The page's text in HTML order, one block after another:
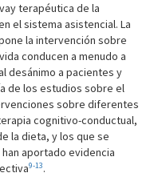
terapéutica de la
el sistema asistencial. La
la intervención sobre
conducen a menudo a
desánimo a pacientes y
de los estudios sobre el
sobre diferentes
cognitivo-conductual,
la dieta, y los que se
aportado evidencia
9-13.